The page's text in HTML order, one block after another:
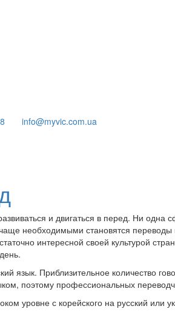
info@myvic.com.ua
и двигаться в перед. Ни
необходимыми становятся
интересной своей культурой
язык. Приблизительное количество
поэтому профессиональных
уровне с корейского на русский или